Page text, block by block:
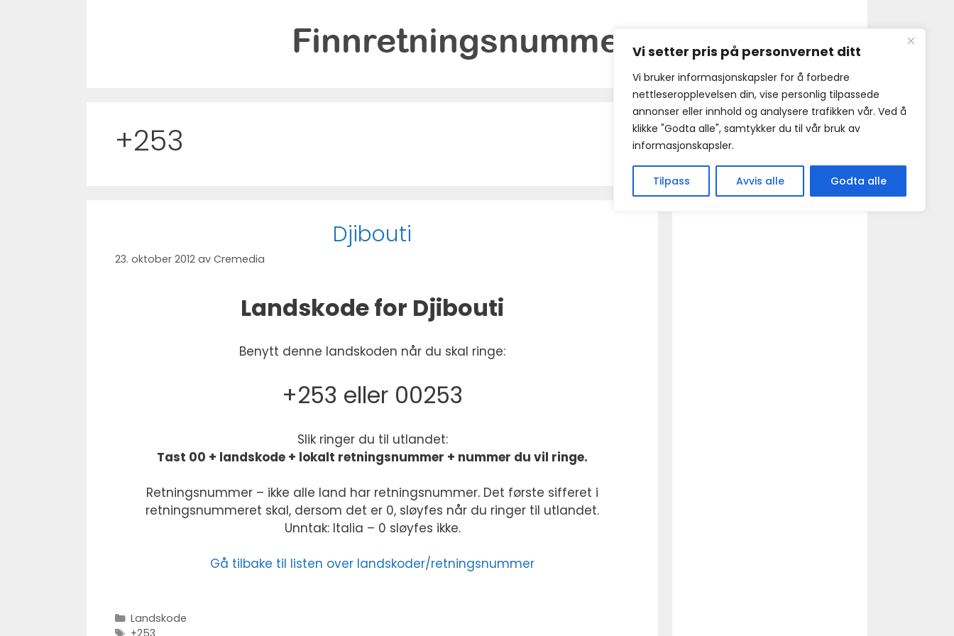
Vi setter pris på personvernet ditt
Vi bruker informasjonskapsler for å forbedre
nettleseropplevelsen din, vise personlig tilpassede
annonser eller innhold og analysere trafikken vår. Ved å
klikke "Godta alle", samtykker du til vår bruk av
informasjonskapsler.
Tilpass Avvis alle Godta alle
+253
Djibouti
23. oktober 2012 av Cremedia
Landskode for Djibouti
Benytt denne landskoden når du skal ringe:
+253 eller 00253
Slik ringer du til utlandet:
Tast 00 + landskode + lokalt retningsnummer + nummer du vil ringe.
Retningsnummer – ikke alle land har retningsnummer. Det første sifferet i
retningsnummeret skal, dersom det er 0, sløyfes når du ringer til utlandet.
Unntak: Italia – 0 sløyfes ikke.
Gå tilbake til listen over landskoder/retningsnummer
Kategorier
Landskode
Stikkord